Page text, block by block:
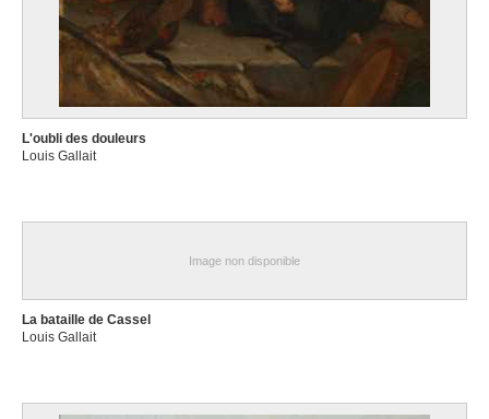
L'oubli des douleurs
Louis Gallait
Image non disponible
La bataille de Cassel
Louis Gallait